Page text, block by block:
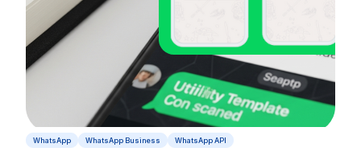
WhatsApp WhatsApp Business WhatsApp API